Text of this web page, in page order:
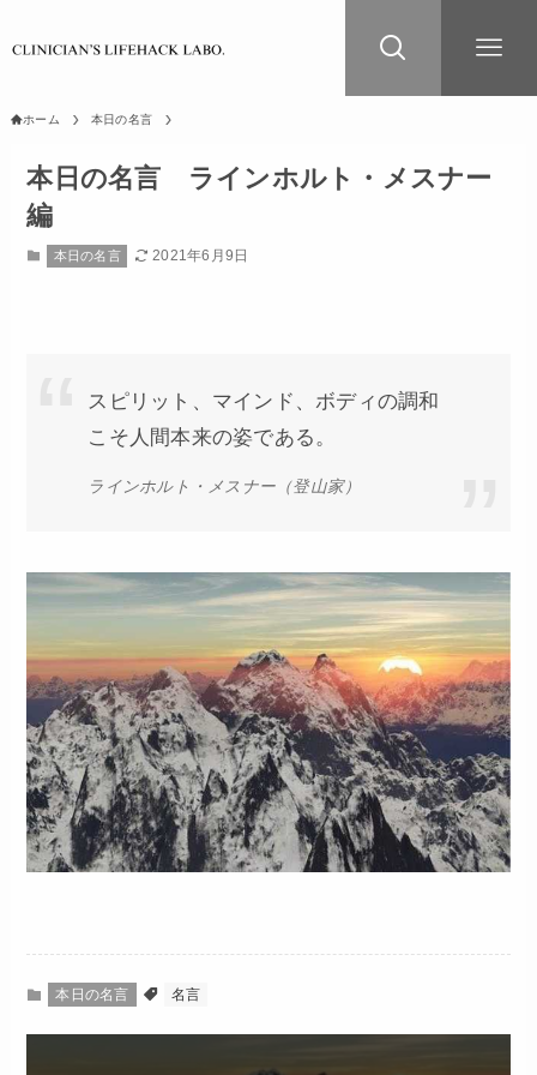
ホーム 本日の名言
本日の名言 ラインホルト・メスナー
編
本日の名言 2021年6月9日
スピリット、マインド、ボディの調和
こそ人間本来の姿である。
ラインホルト・メスナー（登山家）
本日の名言 名言